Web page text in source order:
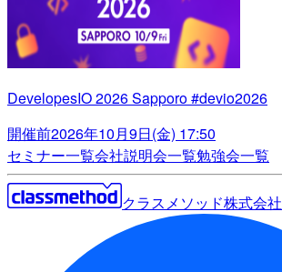
DevelopesIO 2026 Sapporo #devio2026
開催前2026年10月9日(金) 17:50
セミナー一覧会社説明会一覧勉強会一覧
クラスメソッド株式会社